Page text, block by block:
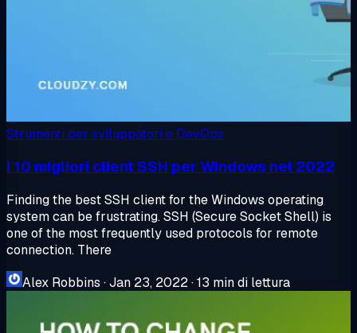
Strumenti per sviluppatori e DevOps
I 10 migliori client SSH per Windows nel 2022
Finding the best SSH client for the Windows operating
system can be frustrating. SSH (Secure Socket Shell) is
one of the most frequently used protocols for remote
connection. There
Alex Robbins ·Jan 23, 2022·13 min di lettura